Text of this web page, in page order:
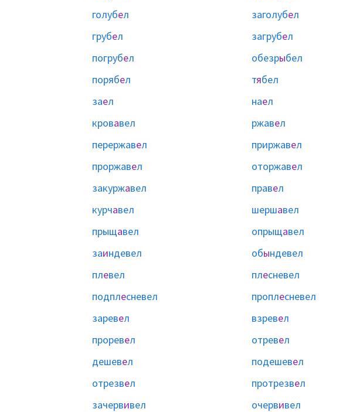
голубел заголубел
грубел загрубел
погрубел обезрыбел
порябел тябел
заел наел
кровавел ржавел
перержавел приржавел
проржавел оторжавел
закуржавел правел
курчавел шершавел
прыщавел опрыщавел
заиндевел обындевел
плевел плесневел
подплесневел проплесневел
заревел взревел
проревел отревел
дешевел подешевел
отрезвел протрезвел
зачервивел очервивел